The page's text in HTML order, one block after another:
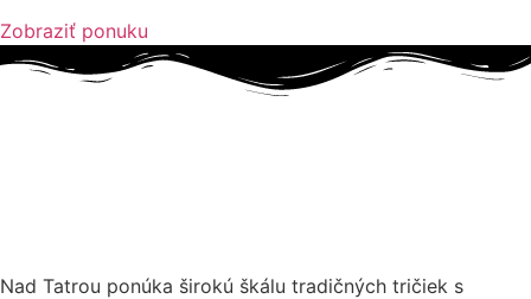
Zobraziť ponuku
Nad Tatrou ponúka širokú škálu tradičných tričiek s